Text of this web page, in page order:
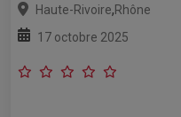
Haute-Rivoire,Rhône
17 octobre 2025